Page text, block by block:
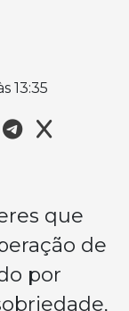
13:35
que
de
por